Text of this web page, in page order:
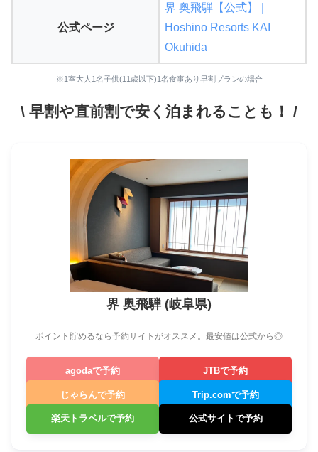
公式ページ
界 奥飛騨【公式】 |
Hoshino Resorts KAI
Okuhida
※1室大人1名子供(11歳以下)1名食事あり早割プランの場合
\ 早割や直前割で安く泊まれることも！ /
界 奥飛騨 (岐阜県)
ポイント貯めるなら予約サイトがオススメ。最安値は公式から◎
agodaで予約
じゃらんで予約
楽天トラベルで予約
JTBで予約
Trip.comで予約
公式サイトで予約